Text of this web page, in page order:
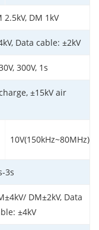
2.5kV, DM 1kV
Data cable: ±2kV
300V, 1s
±15kV air
10V(150kHz~80MHz)
3s
DM±2kV, Data
±4kV